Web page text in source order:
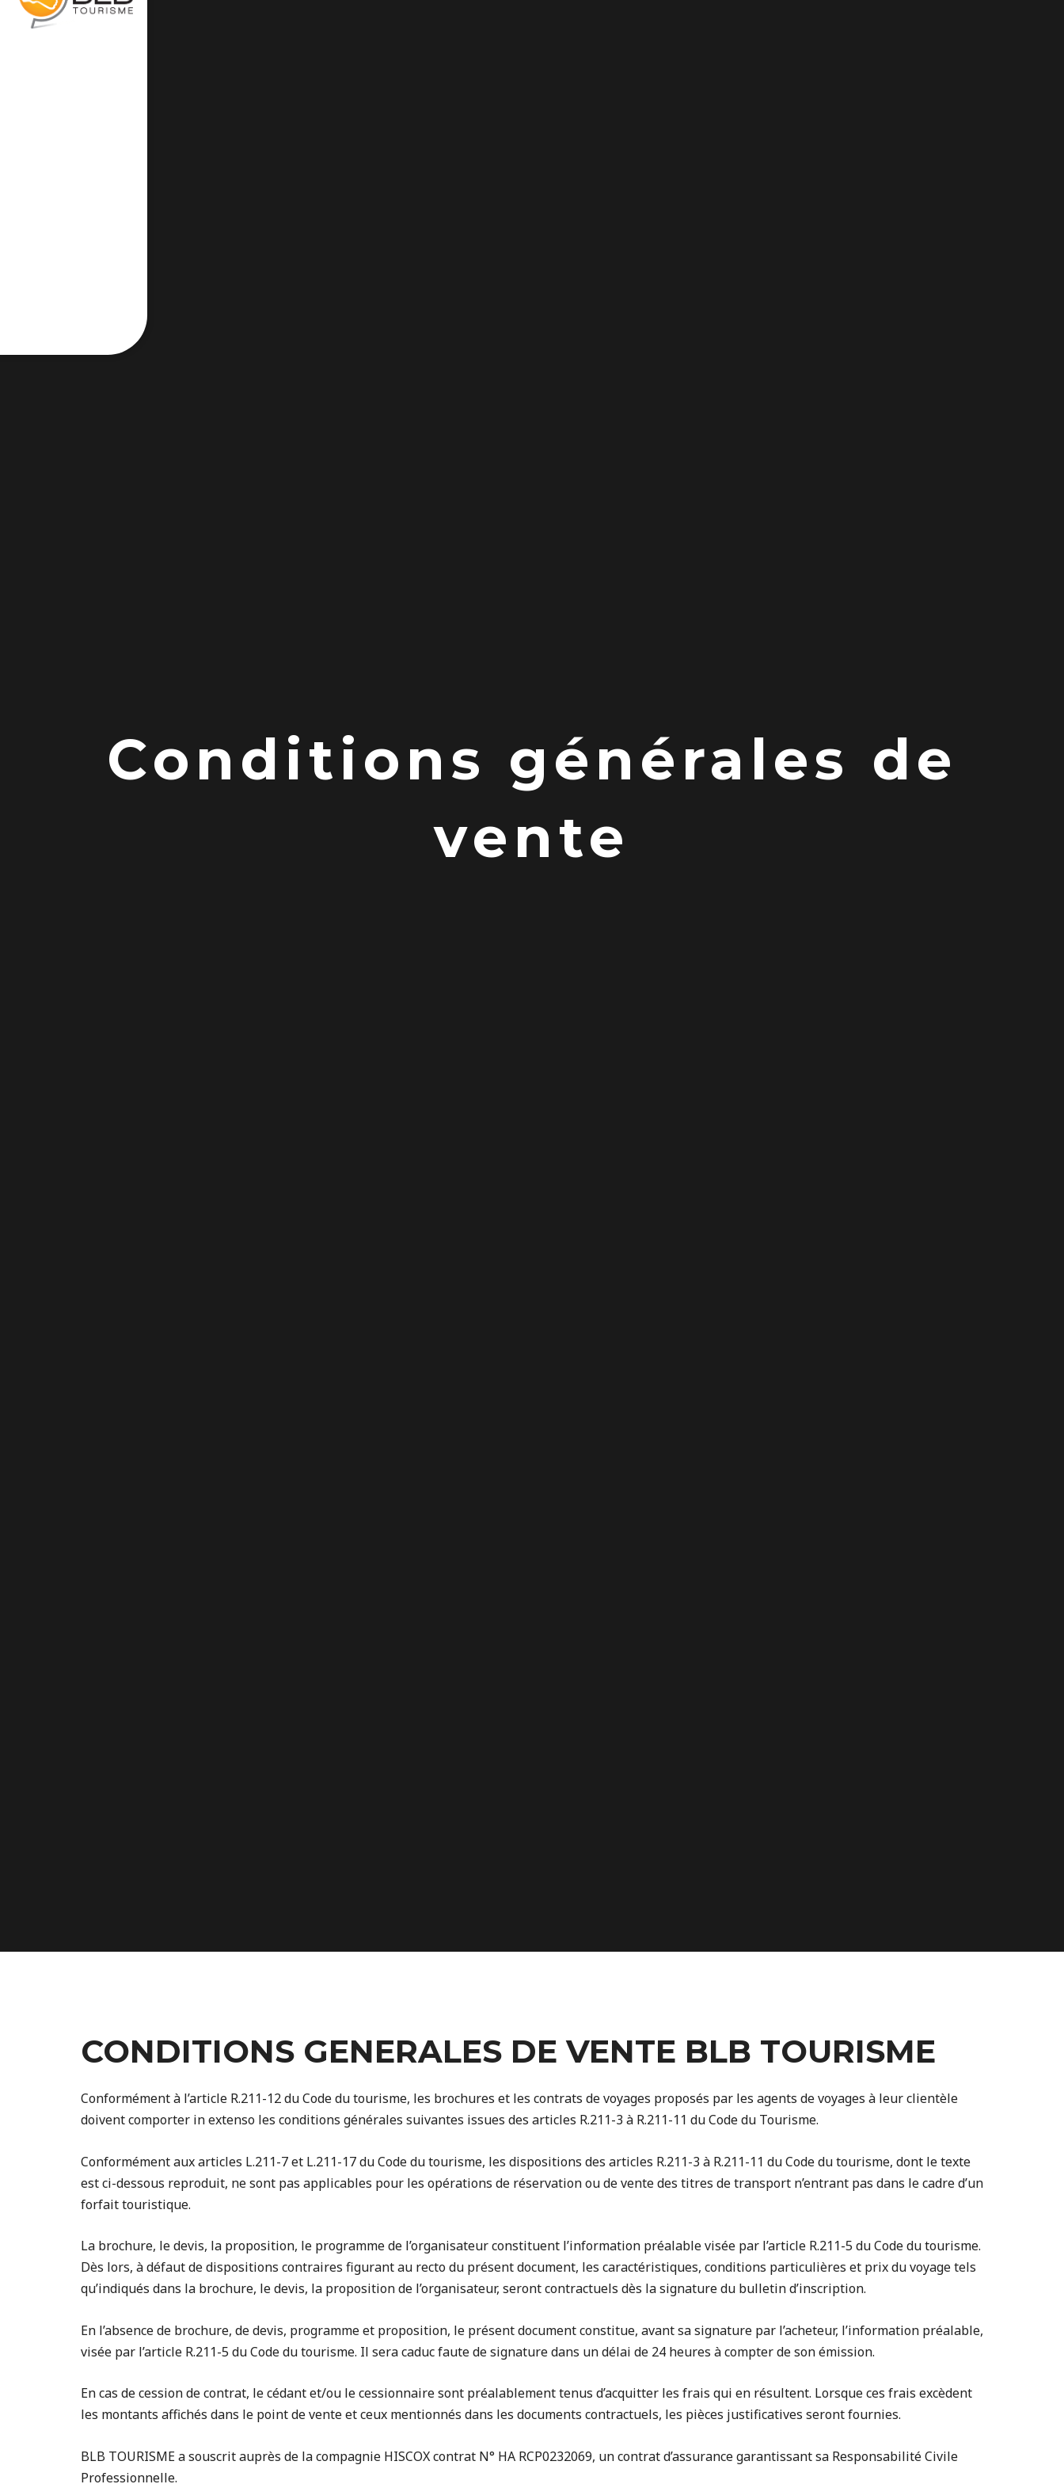
Conditions générales de
vente
CONDITIONS GENERALES DE VENTE BLB TOURISME
Conformément à l’article R.211-12 du Code du tourisme, les brochures et les contrats de voyages proposés par les agents de voyages à leur clientèle
doivent comporter in extenso les conditions générales suivantes issues des articles R.211-3 à R.211-11 du Code du Tourisme.
Conformément aux articles L.211-7 et L.211-17 du Code du tourisme, les dispositions des articles R.211-3 à R.211-11 du Code du tourisme, dont le texte
est ci-dessous reproduit, ne sont pas applicables pour les opérations de réservation ou de vente des titres de transport n’entrant pas dans le cadre d’un
forfait touristique.
La brochure, le devis, la proposition, le programme de l’organisateur constituent l’information préalable visée par l’article R.211-5 du Code du tourisme.
Dès lors, à défaut de dispositions contraires figurant au recto du présent document, les caractéristiques, conditions particulières et prix du voyage tels
qu’indiqués dans la brochure, le devis, la proposition de l’organisateur, seront contractuels dès la signature du bulletin d’inscription.
En l’absence de brochure, de devis, programme et proposition, le présent document constitue, avant sa signature par l’acheteur, l’information préalable,
visée par l’article R.211-5 du Code du tourisme. Il sera caduc faute de signature dans un délai de 24 heures à compter de son émission.
En cas de cession de contrat, le cédant et/ou le cessionnaire sont préalablement tenus d’acquitter les frais qui en résultent. Lorsque ces frais excèdent
les montants affichés dans le point de vente et ceux mentionnés dans les documents contractuels, les pièces justificatives seront fournies.
BLB TOURISME a souscrit auprès de la compagnie HISCOX contrat N° HA RCP0232069, un contrat d’assurance garantissant sa Responsabilité Civile
Professionnelle.